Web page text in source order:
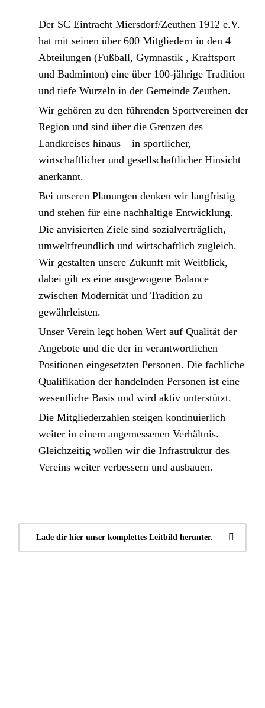
Der SC Eintracht Miersdorf/Zeuthen 1912 e.V.
hat mit seinen über 600 Mitgliedern in den 4
Abteilungen (Fußball, Gymnastik , Kraftsport
und Badminton) eine über 100-jährige Tradition
und tiefe Wurzeln in der Gemeinde Zeuthen.
Wir gehören zu den führenden Sportvereinen der
Region und sind über die Grenzen des
Landkreises hinaus – in sportlicher,
wirtschaftlicher und gesellschaftlicher Hinsicht
anerkannt.
Bei unseren Planungen denken wir langfristig
und stehen für eine nachhaltige Entwicklung.
Die anvisierten Ziele sind sozialverträglich,
umweltfreundlich und wirtschaftlich zugleich.
Wir gestalten unsere Zukunft mit Weitblick,
dabei gilt es eine ausgewogene Balance
zwischen Modernität und Tradition zu
gewährleisten.
Unser Verein legt hohen Wert auf Qualität der
Angebote und die der in verantwortlichen
Positionen eingesetzten Personen. Die fachliche
Qualifikation der handelnden Personen ist eine
wesentliche Basis und wird aktiv unterstützt.
Die Mitgliederzahlen steigen kontinuierlich
weiter in einem angemessenen Verhältnis.
Gleichzeitig wollen wir die Infrastruktur des
Vereins weiter verbessern und ausbauen.
Lade dir hier unser komplettes Leitbild herunter.